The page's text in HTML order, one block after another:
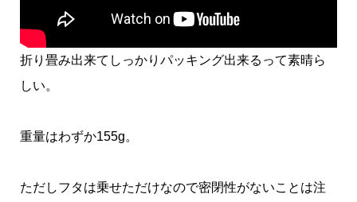
折り畳み出来てしっかりパッキング出来るって素晴ら
しい。
重量はわずか155g。
ただしフタは乗せただけなので密閉性がないことは注